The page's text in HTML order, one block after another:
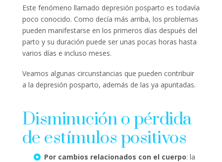
Este fenómeno llamado depresión posparto es todavía
poco conocido. Como decía más arriba, los problemas
pueden manifestarse en los primeros días después del
parto y su duración puede ser unas pocas horas hasta
varios días e incluso meses.
Veamos algunas circunstancias que pueden contribuir
a la depresión posparto, además de las ya apuntadas.
Disminución o pérdida
de estímulos positivos
Por cambios relacionados con el cuerpo: la